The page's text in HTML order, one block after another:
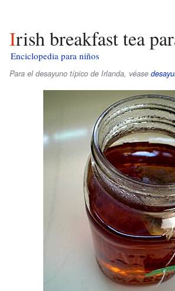
Irish breakfast tea
Enciclopedia para niños
Para el desayuno típico de Irlanda, véase